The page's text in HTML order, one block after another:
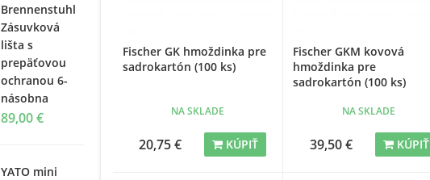
Brennenstuhl
Zásuvková
lišta s
prepäťovou
ochranou 6-
násobna
89,00 €
YATO mini
Fischer GK hmoždinka pre
sadrokartón (100 ks)
NA SKLADE
20,75 € KÚPIŤ
Fischer GKM kovová
hmoždinka pre
sadrokartón (100 ks)
NA SKLADE
39,50 € KÚPIŤ